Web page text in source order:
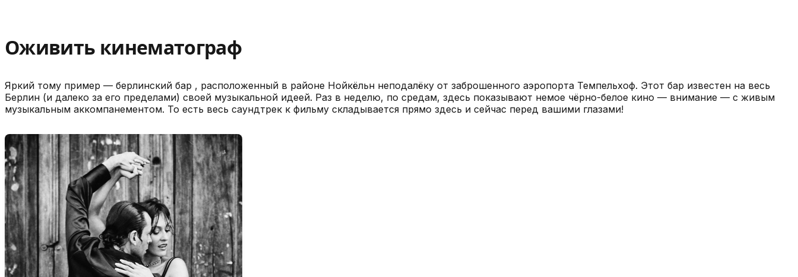
Оживить кинематограф
Яркий тому пример — берлинский бар , расположенный в районе Нойкёльн неподалёку от заброшенного аэропорта Темпельхоф. Этот бар известен на весь
Берлин (и далеко за его пределами) своей музыкальной идеей. Раз в неделю, по средам, здесь показывают немое чёрно-белое кино — внимание — с живым
музыкальным аккомпанементом. То есть весь саундтрек к фильму складывается прямо здесь и сейчас перед вашими глазами!